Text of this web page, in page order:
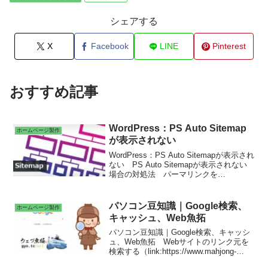
シェアする
X Facebook LINE Pinterest
おすすめ記事
ホームページ製作
WordPress：PS Auto Sitemap
が表示されない
WordPress：PS Auto Sitemapが表示され
ない PS Auto Sitemapが表示されない
場合の対処法 パーマリンクを
ホームページ製作
パソコン豆知識｜Google検索、
キャッシュ、Web魚拓
パソコン豆知識｜Google検索、キャッシ
ュ、Web魚拓 Webサイトのリンク元を
検索する（link:https://www.mahjong-